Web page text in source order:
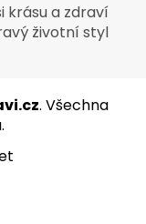
krásu a zdraví
životní styl
. Všechna